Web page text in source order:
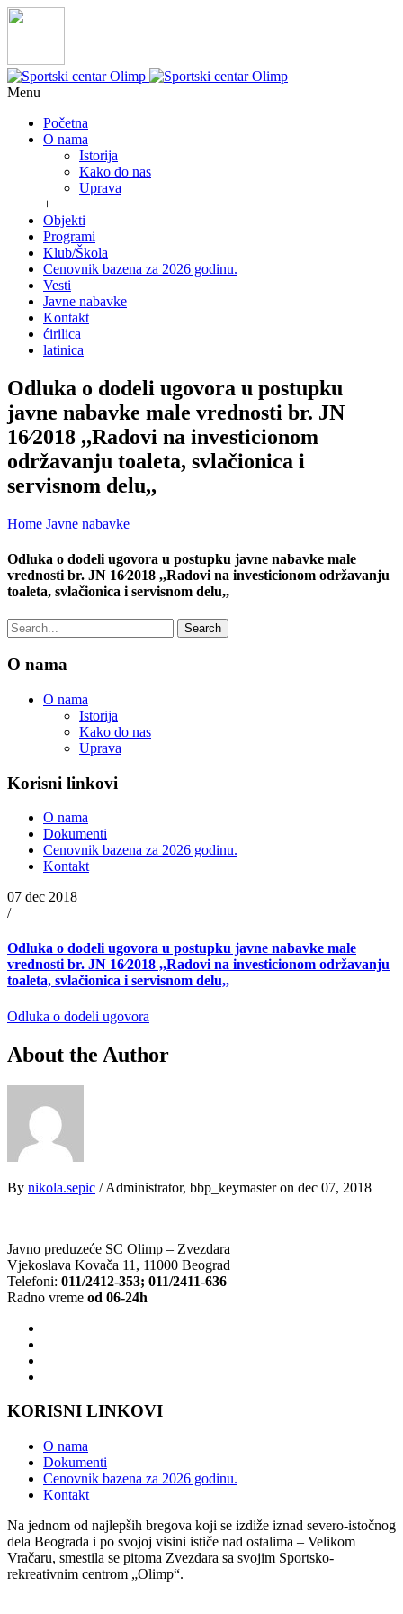
Menu
Početna
O nama
Istorija
Kako do nas
Uprava
+
Objekti
Programi
Klub/Škola
Cenovnik bazena za 2026 godinu.
Vesti
Javne nabavke
Kontakt
ćirilica
latinica
Odluka o dodeli ugovora u postupku
javne nabavke male vrednosti br. JN
16∕2018 ,,Radovi na investicionom
održavanju toaleta, svlačionica i
servisnom delu,,
Home Javne nabavke
Odluka o dodeli ugovora u postupku javne nabavke male
vrednosti br. JN 16∕2018 ,,Radovi na investicionom održavanju
toaleta, svlačionica i servisnom delu,,
O nama
O nama
Istorija
Kako do nas
Uprava
Korisni linkovi
O nama
Dokumenti
Cenovnik bazena za 2026 godinu.
Kontakt
07 dec 2018
/
Odluka o dodeli ugovora u postupku javne nabavke male
vrednosti br. JN 16∕2018 ,,Radovi na investicionom održavanju
toaleta, svlačionica i servisnom delu,,
Odluka o dodeli ugovora
About the Author
By nikola.sepic / Administrator, bbp_keymasteron dec 07, 2018
Javno preduzeće SC Olimp – Zvezdara
Vjekoslava Kovača 11, 11000 Beograd
Telefoni: 011/2412-353; 011/2411-636
Radno vreme od 06-24h
KORISNI LINKOVI
O nama
Dokumenti
Cenovnik bazena za 2026 godinu.
Kontakt
Na jednom od najlepših bregova koji se izdiže iznad severo-istočnog
dela Beograda i po svojoj visini ističe nad ostalima – Velikom
Vračaru, smestila se pitoma Zvezdara sa svojim Sportsko-
rekreativnim centrom „Olimp“.